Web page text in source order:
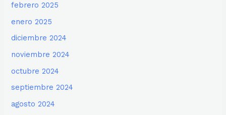
febrero 2025
enero 2025
diciembre 2024
noviembre 2024
octubre 2024
septiembre 2024
agosto 2024